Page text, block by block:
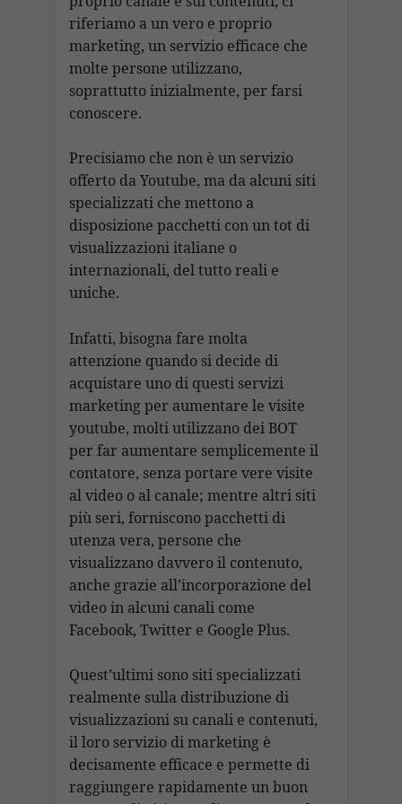
riferiamo a un vero e proprio
marketing, un servizio efficace che
molte persone utilizzano,
soprattutto inizialmente, per farsi
conoscere.
Precisiamo che non è un servizio
offerto da Youtube, ma da alcuni siti
specializzati che mettono a
disposizione pacchetti con un tot di
visualizzazioni italiane o
internazionali, del tutto reali e
uniche.
Infatti, bisogna fare molta
attenzione quando si decide di
acquistare uno di questi servizi
marketing per aumentare le visite
youtube, molti utilizzano dei BOT
per far aumentare semplicemente il
contatore, senza portare vere visite
al video o al canale; mentre altri siti
più seri, forniscono pacchetti di
utenza vera, persone che
visualizzano davvero il contenuto,
anche grazie all’incorporazione del
video in alcuni canali come
Facebook, Twitter e Google Plus.
Quest’ultimi sono siti specializzati
realmente sulla distribuzione di
visualizzazioni su canali e contenuti,
il loro servizio di marketing è
decisamente efficace e permette di
raggiungere rapidamente un buon